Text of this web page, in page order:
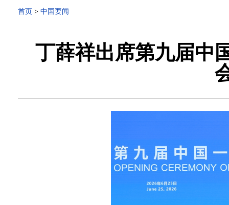
首页 > 中国要闻
丁薛祥出席第九届中